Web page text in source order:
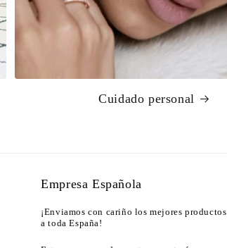
Cuidado personal
Empresa Española
¡Enviamos con cariño los mejores productos
a toda España!